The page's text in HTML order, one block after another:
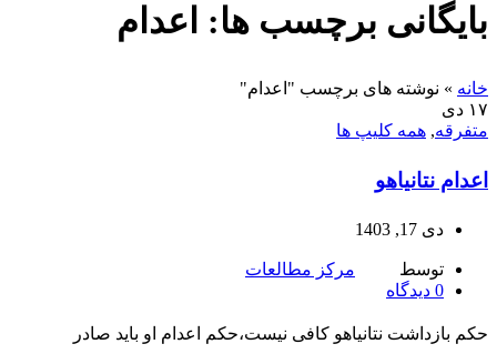
بایگانی برچسب ها: اعدام
خانه » نوشته های برچسب "اعدام"
۱۷ دی
متفرقه, همه کلیپ ها
اعدام نتانیاهو
دی 17, 1403
توسط
مرکز مطالعات
0 دیدگاه
حکم بازداشت نتانیاهو کافی نیست،حکم اعدام او باید صادر